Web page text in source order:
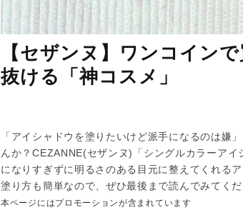
【セザンヌ】ワンコイン
抜ける「神コスメ」
「アイシャドウを塗りたいけど派手になるのは嫌
んか？CEZANNE(セザンヌ)「シングルカラーア
になりすぎずに明るさのある目元に整えてくれるア
塗り方も簡単なので、ぜひ最後まで読んでみてくだ
本ページにはプロモーションが含まれています